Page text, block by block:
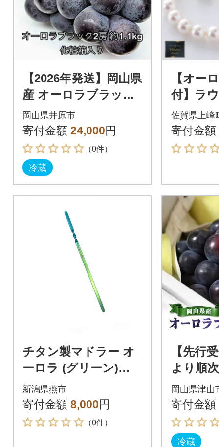
【2026年発送】岡山県
産 オーロラブラック
2房 (約1.1kg) 化粧箱
入り
岡山県井原市
寄付金額 24,000円
（0件）
冷蔵
【オー
付】ラ
mアコ
ス・イ
ト(上峰
佐賀県上峰
寄付金額
チタン製マドラー オ
ーロラ (グリーン)
【グラデーションカ
ラー、軽量で丈夫!】
新潟県燕市
寄付金額 8,000円
（0件）
【先行
より順
産『オ
ク』 約
岡山県津山
寄付金額
冷蔵